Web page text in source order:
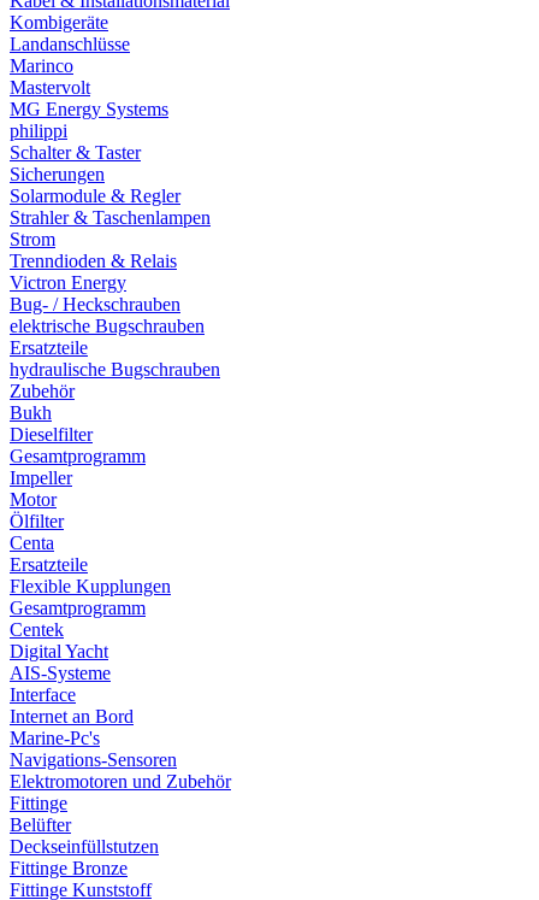
Kombigeräte
Landanschlüsse
Marinco
Mastervolt
MG Energy Systems
philippi
Schalter & Taster
Sicherungen
Solarmodule & Regler
Strahler & Taschenlampen
Strom
Trenndioden & Relais
Victron Energy
Bug- / Heckschrauben
elektrische Bugschrauben
Ersatzteile
hydraulische Bugschrauben
Zubehör
Bukh
Dieselfilter
Gesamtprogramm
Impeller
Motor
Ölfilter
Centa
Ersatzteile
Flexible Kupplungen
Gesamtprogramm
Centek
Digital Yacht
AIS-Systeme
Interface
Internet an Bord
Marine-Pc's
Navigations-Sensoren
Elektromotoren und Zubehör
Fittinge
Belüfter
Deckseinfüllstutzen
Fittinge Bronze
Fittinge Kunststoff